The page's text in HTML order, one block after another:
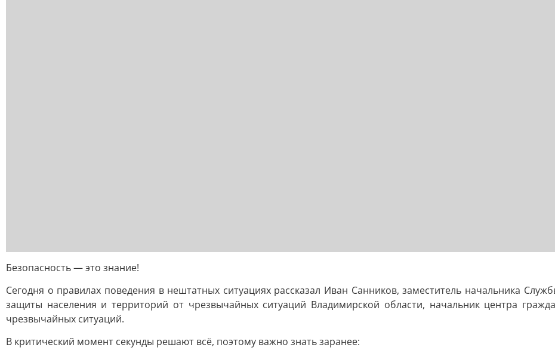
Безопасность — это знание!
Сегодня о правилах поведения в нештатных ситуациях рассказал Иван Санников, заместитель начальника
защиты населения и территорий от чрезвычайных ситуаций Владимирской области, начальник центра
чрезвычайных ситуаций.
В критический момент секунды решают всё, поэтому важно знать заранее: